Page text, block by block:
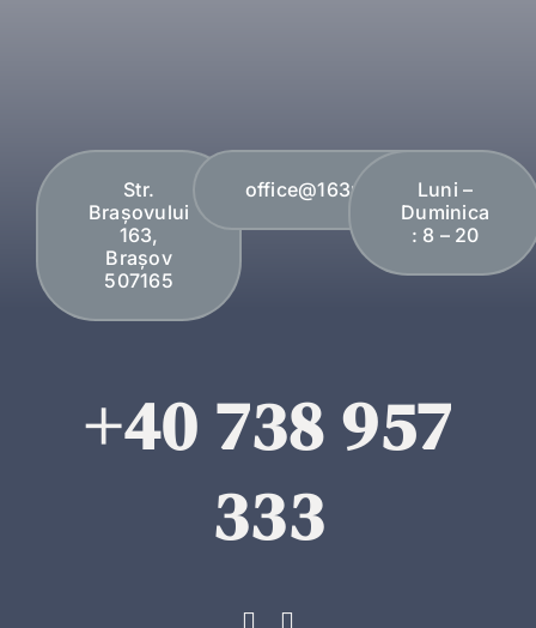
Str.
Brașovului
163,
Brașov
507165
office@163plopi.roLuni –
Duminica
: 8 – 20
+40 738 957
333